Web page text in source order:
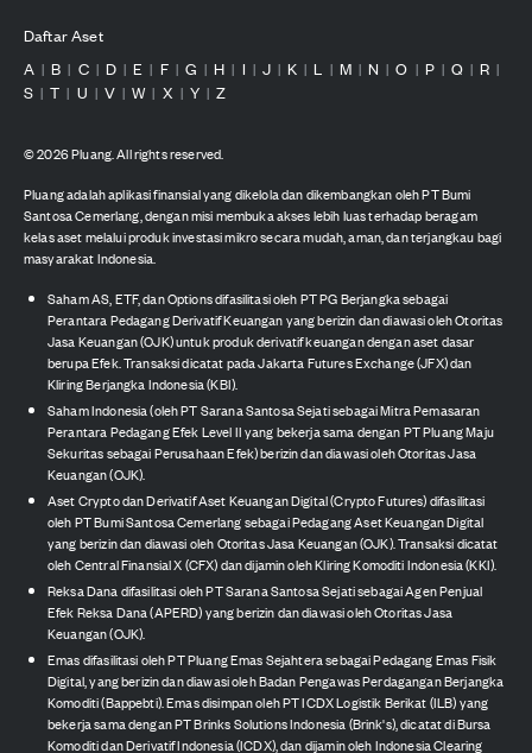
Daftar Aset
A | B | C | D | E | F | G | H | I | J | K | L | M | N | O | P | Q | R |
S | T | U | V | W | X | Y | Z
©2026Pluang. All rights reserved.
Pluang adalah aplikasi finansial yang dikelola dan dikembangkan oleh PT Bumi
Santosa Cemerlang, dengan misi membuka akses lebih luas terhadap beragam
kelas aset melalui produk investasi mikro secara mudah, aman, dan terjangkau bagi
masyarakat Indonesia.
Saham AS, ETF, dan Options difasilitasi oleh PT PG Berjangka sebagai
Perantara Pedagang Derivatif Keuangan yang berizin dan diawasi oleh Otoritas
Jasa Keuangan (OJK) untuk produk derivatif keuangan dengan aset dasar
berupa Efek. Transaksi dicatat pada Jakarta Futures Exchange (JFX) dan
Kliring Berjangka Indonesia (KBI).
Saham Indonesia (oleh PT Sarana Santosa Sejati sebagai Mitra Pemasaran
Perantara Pedagang Efek Level II yang bekerja sama dengan PT Pluang Maju
Sekuritas sebagai Perusahaan Efek) berizin dan diawasi oleh Otoritas Jasa
Keuangan (OJK).
Aset Crypto dan Derivatif Aset Keuangan Digital (Crypto Futures) difasilitasi
oleh PT Bumi Santosa Cemerlang sebagai Pedagang Aset Keuangan Digital
yang berizin dan diawasi oleh Otoritas Jasa Keuangan (OJK). Transaksi dicatat
oleh Central Finansial X (CFX) dan dijamin oleh Kliring Komoditi Indonesia (KKI).
Reksa Dana difasilitasi oleh PT Sarana Santosa Sejati sebagai Agen Penjual
Efek Reksa Dana (APERD) yang berizin dan diawasi oleh Otoritas Jasa
Keuangan (OJK).
Emas difasilitasi oleh PT Pluang Emas Sejahtera sebagai Pedagang Emas Fisik
Digital, yang berizin dan diawasi oleh Badan Pengawas Perdagangan Berjangka
Komoditi (Bappebti). Emas disimpan oleh PT ICDX Logistik Berikat (ILB) yang
bekerja sama dengan PT Brinks Solutions Indonesia (Brink's), dicatat di Bursa
Komoditi dan Derivatif Indonesia (ICDX), dan dijamin oleh Indonesia Clearing